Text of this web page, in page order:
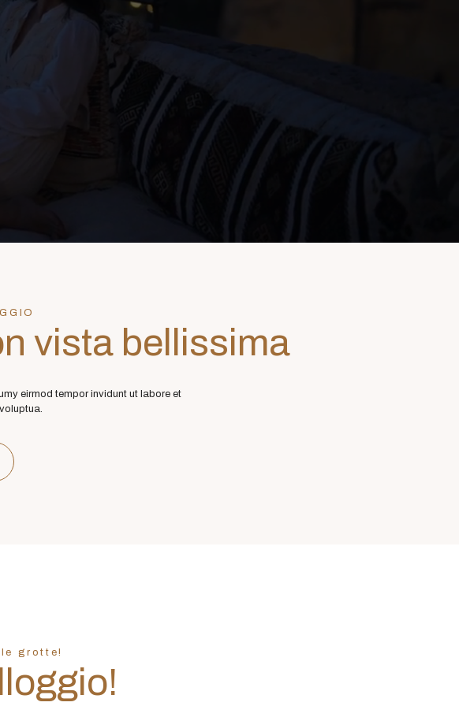
vista bellissima
eirmod tempor invidunt ut labore et
grotte!